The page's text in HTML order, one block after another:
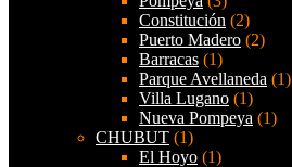
Constitución (2)
Puerto Madero (2)
Barracas (1)
Parque Avellaneda (1)
Villa Lugano (1)
Nueva Pompeya (1)
CHUBUT (1)
El Hoyo (1)